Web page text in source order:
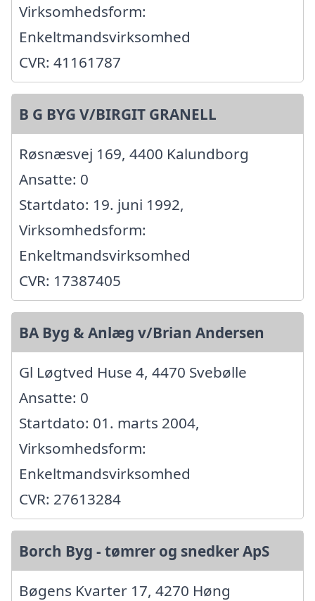
Virksomhedsform:
Enkeltmandsvirksomhed
CVR: 41161787
B G BYG V/BIRGIT GRANELL
Røsnæsvej 169, 4400 Kalundborg
Ansatte: 0
Startdato: 19. juni 1992,
Virksomhedsform:
Enkeltmandsvirksomhed
CVR: 17387405
BA Byg & Anlæg v/Brian Andersen
Gl Løgtved Huse 4, 4470 Svebølle
Ansatte: 0
Startdato: 01. marts 2004,
Virksomhedsform:
Enkeltmandsvirksomhed
CVR: 27613284
Borch Byg - tømrer og snedker ApS
Bøgens Kvarter 17, 4270 Høng